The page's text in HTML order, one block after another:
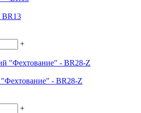
BR13
+
"Фехтование" - BR28-Z
+